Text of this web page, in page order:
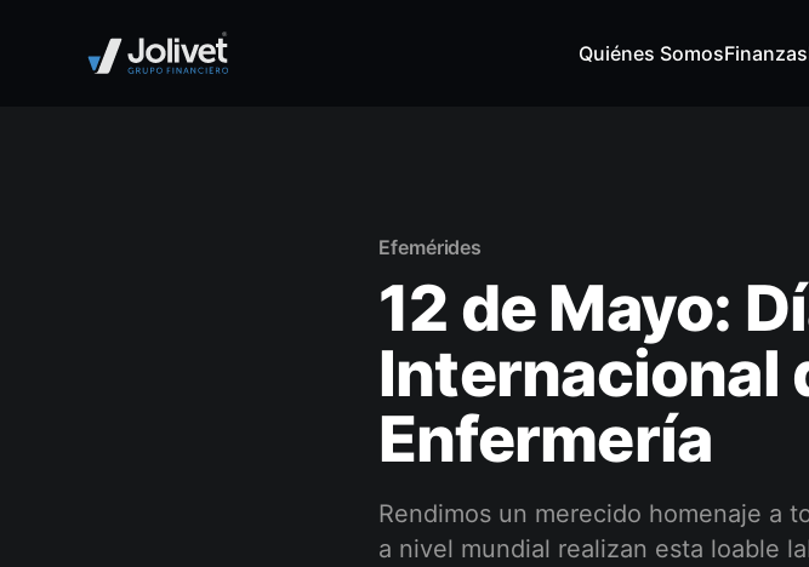
Quiénes SomosFinanzas
Efemérides
12 de Mayo:
Internacional
Enfermería
Rendimos un merecido homenaje a
a nivel mundial realizan esta loable